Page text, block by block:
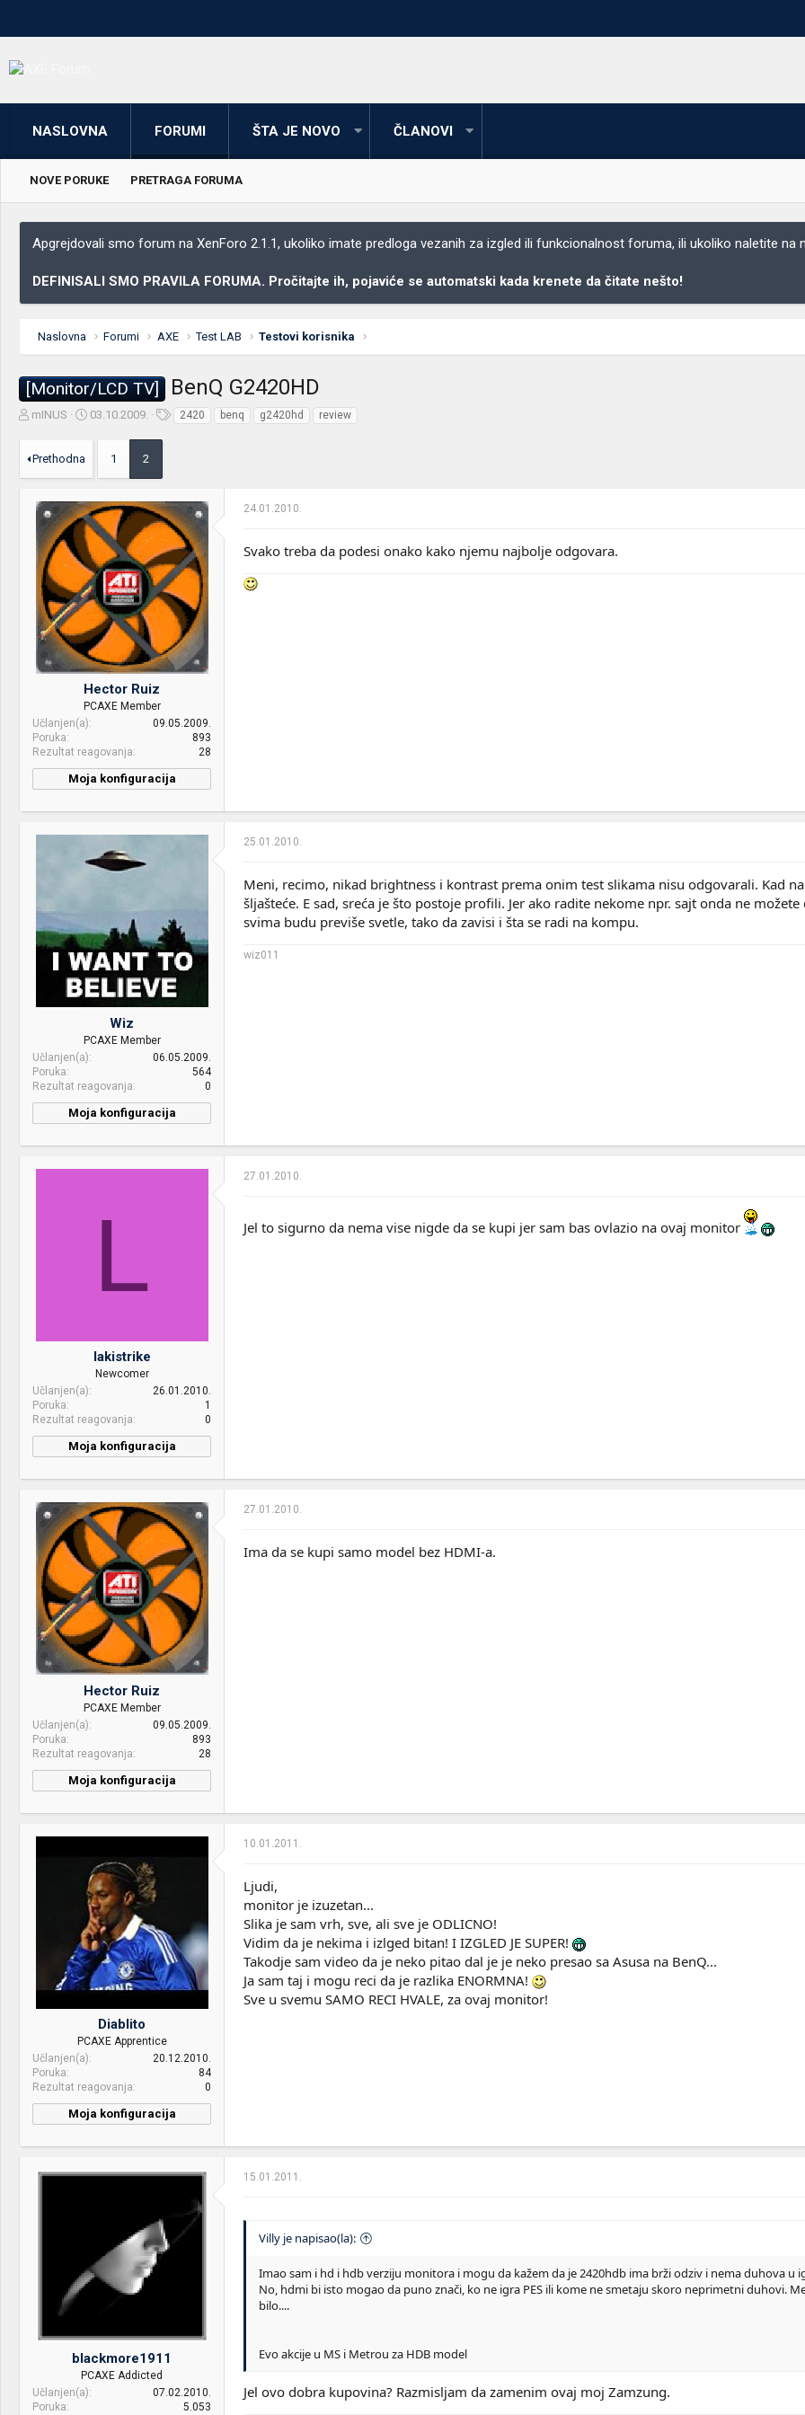
NASLOVNA FORUMI ŠTA JE NOVO ČLANOVI
NOVE PORUKE PRETRAGA FORUMA
Apgrejdovali smo forum na XenForo 2.1.1, ukoliko imate predloga vezanih za izgled ili funkcionalnost foruma, ili ukoliko naletite na
DEFINISALI SMO PRAVILA FORUMA. Pročitajte ih, pojaviće se automatski kada krenete da čitate nešto!
Naslovna Forumi AXE Test LAB Testovi korisnika
[Monitor/LCD TV] BenQ G2420HD
Z
e
t
e
m
mINUS
D
m
o
k
e
t
a
n
a
03.10.2009. 2420 benq g2420hd review
Prethodna 1 2
Hector Ruiz
PCAXE Member
Učlanjen(a)
09.05.2009.
Poruka
893
Rezultat reagovanja
28
Moja konfiguracija
RAM:
Corsair Vengeance® —
VGA & cooler: Intel HD4600
Display: Samsung P2470H
HDD:
Crucial MX100 256GB + WD
1001 FALS
Case: Corsair 800D
PSU: Seasonic X-850 SS-850KM
Mice &
Razer DeathAdder Left-
24.01.2010.
Svako treba da podesi onako kako njemu najbolje odgovara.
Wiz
PCAXE Member
Učlanjen(a)
06.05.2009.
Poruka
564
Rezultat reagovanja
0
Moja konfiguracija
25.01.2010.
Meni, recimo, nikad brightness i kontrast prema onim test slikama nisu odgovarali. Kad
šljašteće. E sad, sreća je što postoje profili. Jer ako radite nekome npr. sajt onda ne
svima budu previše svetle, tako da zavisi i šta se radi na kompu.
wiz011
L
lakistrike
Newcomer
Učlanjen(a)
26.01.2010.
Poruka
1
Rezultat reagovanja
0
Moja konfiguracija
27.01.2010.
Jel to sigurno da nema vise nigde da se kupi jer sam bas ovlazio na ovaj monitor
Hector Ruiz
PCAXE Member
Učlanjen(a)
09.05.2009.
Poruka
893
Rezultat reagovanja
28
Moja konfiguracija
RAM:
Corsair Vengeance® —
16GB Quad Channel DDR3
Memory Kit
VGA & cooler: Intel HD4600
Display: Samsung P2470H
HDD:
Crucial MX100 256GB + WD
Sound: microlab Solo6C
Case: Corsair 800D
PSU: Seasonic X-850 SS-850KM
Mice &
Razer DeathAdder Left-
Windows 8.1 64bit
27.01.2010.
Ima da se kupi samo model bez HDMI-a.
Diablito
PCAXE Apprentice
Učlanjen(a)
20.12.2010.
Poruka
84
Rezultat reagovanja
0
Moja konfiguracija
10.01.2011.
Ljudi,
monitor je izuzetan...
Slika je sam vrh, sve, ali sve je ODLICNO!
Vidim da je nekima i izlged bitan! I IZGLED JE SUPER!
Takodje sam video da je neko pitao dal je je neko presao sa Asusa na BenQ...
Ja sam taj i mogu reci da je razlika ENORMNA!
Sve u svemu SAMO RECI HVALE, za ovaj monitor!
blackmore1911
PCAXE Addicted
Učlanjen(a)
07.02.2010.
Poruka
5.053
15.01.2011.
Villy je napisao(la):
Imao sam i hd i hdb verziju monitora i mogu da kažem da je 2420hdb ima brži odziv i nema duhova u
No, hdmi bi isto mogao da puno znači, ko ne igra PES ili kome ne smetaju skoro neprimetni duhovi.
bilo....
Evo akcije u MS i Metrou za HDB model
Jel ovo dobra kupovina? Razmisljam da zamenim ovaj moj Zamzung.